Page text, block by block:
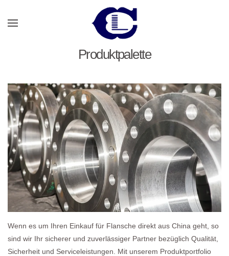
Zum Hauptinhalt springen
Produktpalette
Wenn es um Ihren Einkauf für Flansche direkt aus China geht, so
sind wir Ihr sicherer und zuverlässiger Partner bezüglich Qualität,
Sicherheit und Serviceleistungen. Mit unserem Produktportfolio